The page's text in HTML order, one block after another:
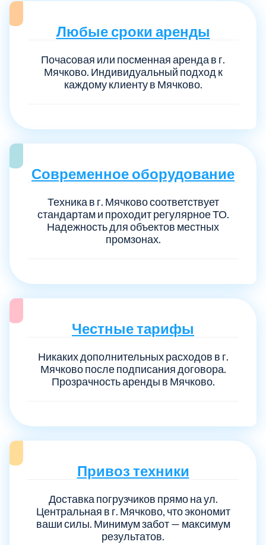
Любые сроки аренды
Почасовая или посменная аренда в г.
Мячково. Индивидуальный подход к
каждому клиенту в Мячково.
Современное оборудование
Техника в г. Мячково соответствует
стандартам и проходит регулярное ТО.
Надежность для объектов местных
промзонах.
Честные тарифы
Никаких дополнительных расходов в г.
Мячково после подписания договора.
Прозрачность аренды в Мячково.
Привоз техники
Доставка погрузчиков прямо на ул.
Центральная в г. Мячково, что экономит
ваши силы. Минимум забот — максимум
результатов.